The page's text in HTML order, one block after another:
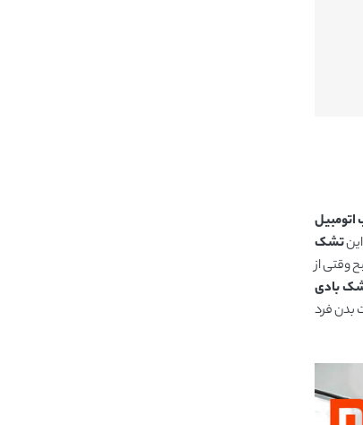
تشک
وقتی از
بادی
بدن فرد